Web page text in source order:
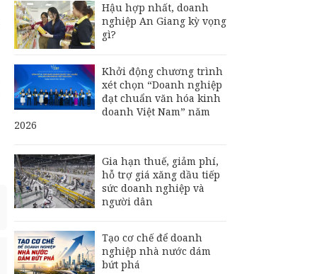
Hậu hợp nhất, doanh
nghiệp An Giang kỳ vọng
gì?
Khởi động chương trình
xét chọn “Doanh nghiệp
đạt chuẩn văn hóa kinh
doanh Việt Nam” năm
2026
Gia hạn thuế, giảm phí,
hỗ trợ giá xăng dầu tiếp
sức doanh nghiệp và
người dân
Tạo cơ chế để doanh
nghiệp nhà nước dám
bứt phá